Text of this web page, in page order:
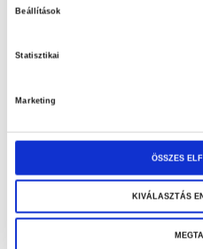
Beállítások
Statisztikai
Marketing
ÖSSZES
KIVÁLASZTÁS